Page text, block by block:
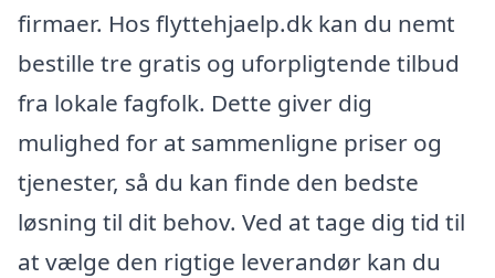
firmaer. Hos flyttehjaelp.dk kan du nemt
bestille tre gratis og uforpligtende tilbud
fra lokale fagfolk. Dette giver dig
mulighed for at sammenligne priser og
tjenester, så du kan finde den bedste
løsning til dit behov. Ved at tage dig tid til
at vælge den rigtige leverandør kan du